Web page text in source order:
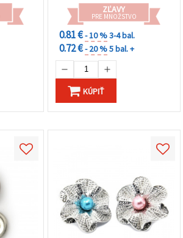
ZĽAVY
PRE MNOŽSTVO
0.81 €- 10 %3-4 bal.
0.72 €- 20 %5 bal. +
KÚPIŤ